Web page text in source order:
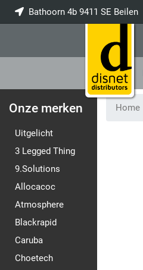
Bathoorn 4b 9411 SE Beilen
Onze merken
Uitgelicht
3 Legged Thing
9.Solutions
Allocacoc
Atmosphere
Blackrapid
Caruba
Choetech
Home